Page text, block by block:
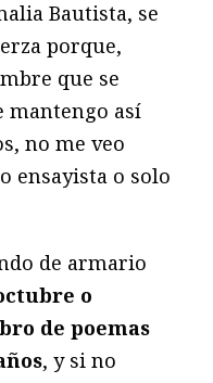
Bautista, se
porque,
que se
mantengo así
no me veo
ensayista o solo
de armario
o
de poemas
, y si no